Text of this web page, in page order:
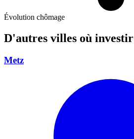
Évolution chômage
D'autres villes où investir
Metz